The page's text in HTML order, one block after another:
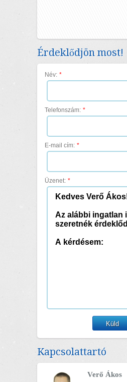
Érdeklődjön most!
Név: *
Telefonszám: *
E-mail cím: *
Üzenet: *
Kapcsolattartó
Verő Ákos